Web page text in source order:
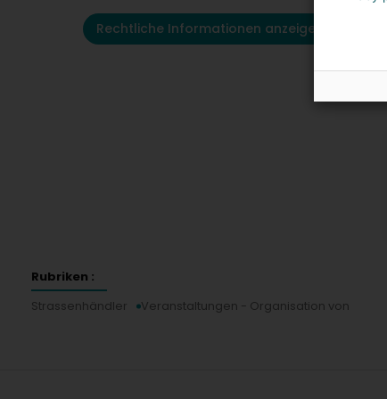
Rechtliche Informationen anzeigen
Rubriken :
Strassenhändler
Veranstaltungen - Organisation von